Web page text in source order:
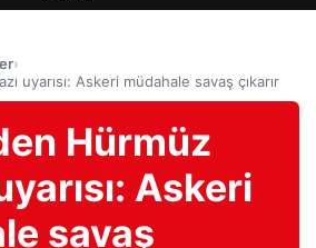
›
uyarısı: Askeri müdahale savaş çıkarır
Hürmüz
Askeri
savaş